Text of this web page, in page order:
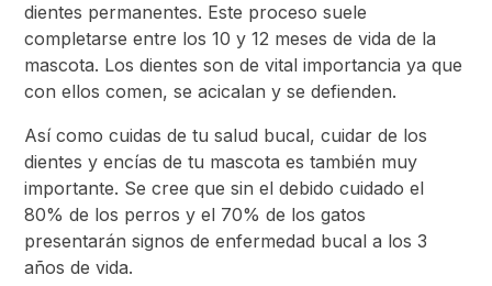
dientes permanentes. Este proceso suele
completarse entre los 10 y 12 meses de vida de la
mascota. Los dientes son de vital importancia ya que
con ellos comen, se acicalan y se defienden.
Así como cuidas de tu salud bucal, cuidar de los
dientes y encías de tu mascota es también muy
importante. Se cree que sin el debido cuidado el
80% de los perros y el 70% de los gatos
presentarán signos de enfermedad bucal a los 3
años de vida.